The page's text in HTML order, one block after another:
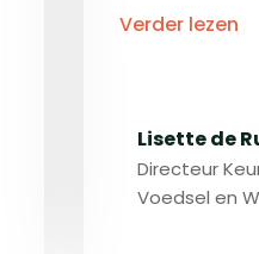
Verder lezen
Lisette de
Directeur
Voedsel en